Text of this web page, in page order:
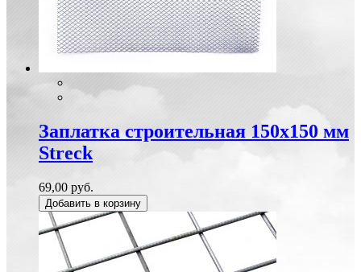
Заплатка строительная 150х150 мм
Streck
69,00 руб.
Добавить в корзину